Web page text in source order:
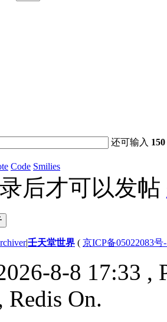
还可输入 150
Code Smilies
后才可以发帖
|壬天堂世界 ( 京ICP备05022083号
8-8 17:33 ,
Redis On.